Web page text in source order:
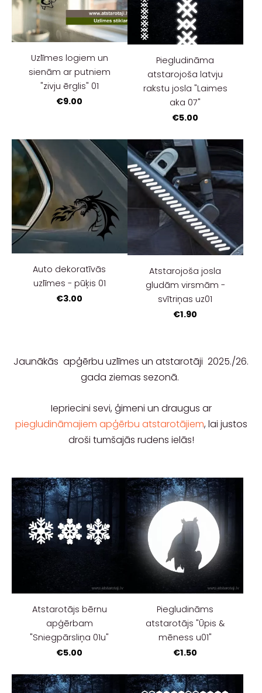
Uzlīmes logiem un
sienām ar putniem
"zivju ērglis" 01
€9.00
Piegludināma
atstarojoša latvju
rakstu josla "Laimes
aka 07"
€5.00
Auto dekoratīvās
uzlīmes - pūķis 01
€3.00
Atstarojoša josla
gludām virsmām -
svītriņas uz01
€1.90
Jaunākās apģērbu uzlīmes un atstarotāji 2025./26.
gada ziemas sezonā.
Iepriecini sevi, ģimeni un draugus ar
piegludināmajiem apģērbu atstarotājiem, lai justos
droši tumšajās rudens ielās!
Atstarotājs bērnu
apģērbam
"Sniegpārsliņa 01u"
€5.00
Piegludināms
atstarotājs "Ūpis &
mēness u01"
€1.50